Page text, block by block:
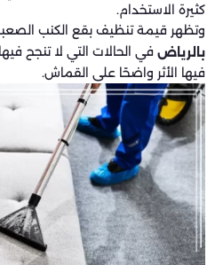
كثيرة الاستخدام.
وتظهر قيمة تنظيف بقع الكنب
بالرياض في الحالات التي لا تنجح
فيها الأثر واضحًا على القماش.